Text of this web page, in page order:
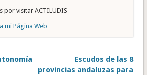
por visitar ACTILUDIS
mi Página Web
Escudos de las 8
provincias andaluzas para